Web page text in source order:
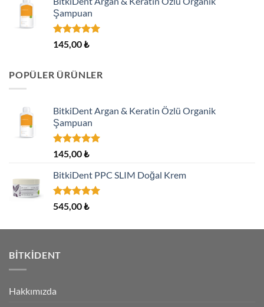
Şampuan
5 üzerinden
5.00oy
145,00₺
POPÜLER ÜRÜNLER
BitkiDent Argan & Keratin Özlü Organik
Şampuan
5 üzerinden
5.00oy
aldı
145,00₺
BitkiDent PPC SLIM Doğal Krem
5 üzerinden
5.00oy
545,00₺
BITKIDENT
Hakkımızda